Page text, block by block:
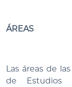
ÁREAS
Las áreas de
de Estudios